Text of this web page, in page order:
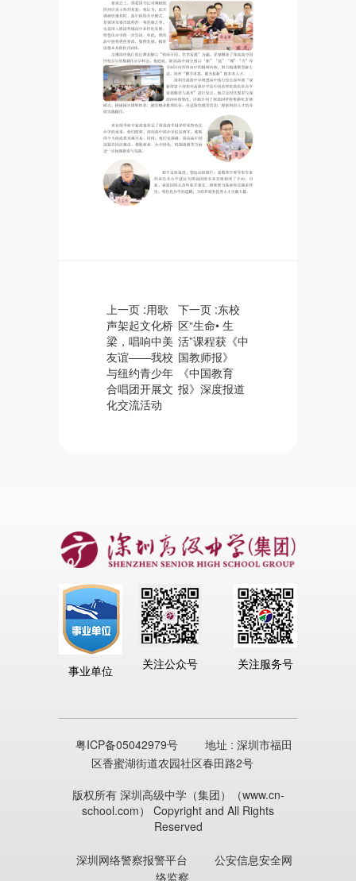
上一页 :用歌
声架起文化桥
梁，唱响中美
友谊——我校
与纽约青少年
合唱团开展文
化交流活动
下一页 :东校
区“生命• 生
活”课程获《中
国教师报》
《中国教育
报》深度报道
事业单位 关注公众号 关注服务号
粤ICP备05042979号
地址 : 深圳市福田
区香蜜湖街道农园社区春田路2号
版权所有 深圳高级中学（集团）（www.cn-
school.com） Copyright and All Rights
Reserved
深圳网络警察报警平台
公安信息安全网
络监察